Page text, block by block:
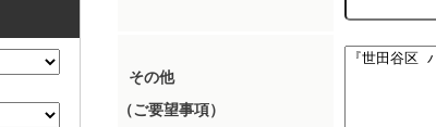
その他
（ご要望事項）